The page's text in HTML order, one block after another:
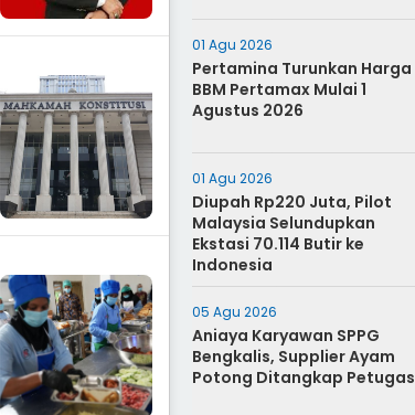
01 Agu 2026
Pertamina Turunkan Harga
BBM Pertamax Mulai 1
Agustus 2026
01 Agu 2026
Diupah Rp220 Juta, Pilot
Malaysia Selundupkan
Ekstasi 70.114 Butir ke
Indonesia
05 Agu 2026
Aniaya Karyawan SPPG
Bengkalis, Supplier Ayam
Potong Ditangkap Petugas